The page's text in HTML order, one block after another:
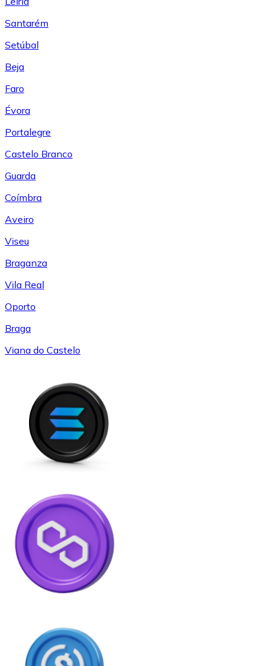
Santarém
Setúbal
Beja
Faro
Évora
Portalegre
Castelo Branco
Guarda
Coímbra
Aveiro
Viseu
Braganza
Vila Real
Oporto
Braga
Viana do Castelo